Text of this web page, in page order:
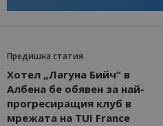
Предишна статия
Хотел „Лагуна Бийч“ в
Албена бе обявен за най-
прогресиращия клуб в
мрежата на TUI France